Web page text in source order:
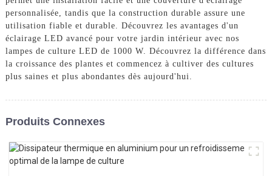
personnalisée, tandis que la construction durable assure une
utilisation fiable et durable. Découvrez les avantages d'un
éclairage LED avancé pour votre jardin intérieur avec nos
lampes de culture LED de 1000 W. Découvrez la différence dans
la croissance des plantes et commencez à cultiver des cultures
plus saines et plus abondantes dès aujourd'hui.
Produits Connexes